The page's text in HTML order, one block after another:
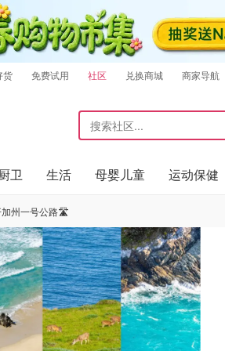
货 免费试用 社区 兑换商城 商家导航
卫 生活 母婴儿童 运动保健
加州一号公路🛣️